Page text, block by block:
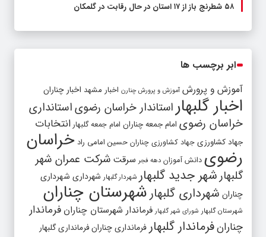
۵۸ شطرنج‌ باز از ۱۷ استان در حال رقابت در گلمکان
ابر برچسب ها
آموزش و پرورش آموزش و پرورش چنارن اخبار مشهد اخبار چناران
اخبار گلبهار استاندار خراسان رضویاستانداری
خراسان رضوی امام جمعه چناران امام جمعه گلبهار انتخابات
جهاد کشاورزی جهاد کشاورزی چناران حسین امامی راد خراسان
رضوی دانش آموزان دهه فجر سرقت شرکت عمران شهر
گلبهارشهر جدید گلبهار شهردار گلبهار شهرداری شهرداری
چناران شهرداری گلبهار شهرستان چناران
شهرستان گلبهار شورای شهر گلبهار فرماندار شهرستان چناران فرماندار
چنارانفرماندار گلبهار فرمانداری چنارانفرمانداری گلبهار